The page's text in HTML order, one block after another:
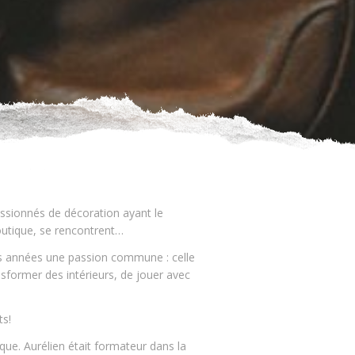
de décoration ayant le
se rencontrent…
une passion commune : celle
des intérieurs, de jouer avec
Aurélien était formateur dans la